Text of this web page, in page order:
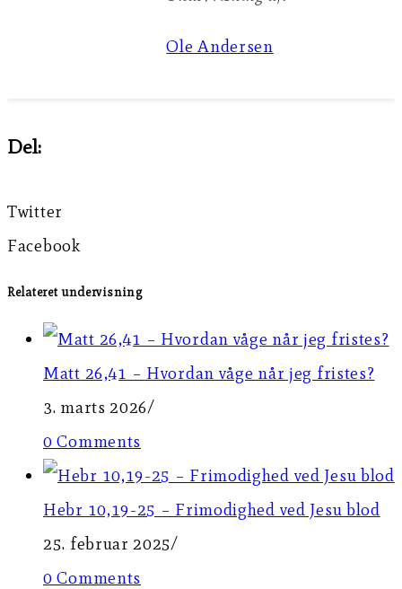
Ole Andersen
Del:
Twitter
Facebook
Relateret undervisning
Matt 26,41 – Hvordan våge når jeg fristes?
3. marts 2026/
0 Comments
Hebr 10,19-25 – Frimodighed ved Jesu blod
25. februar 2025/
0 Comments